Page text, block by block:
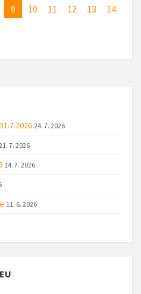
9 10 11 12 13 14
24. 7. 2026
7. 2026
14. 7. 2026
11. 6. 2026